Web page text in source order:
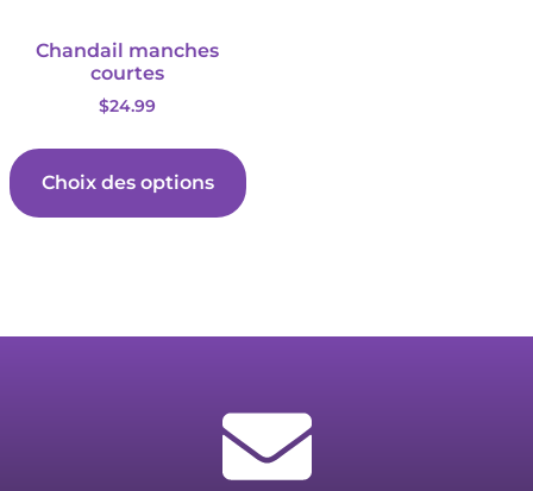
Chandail manches
courtes
$24.99
Choix des options